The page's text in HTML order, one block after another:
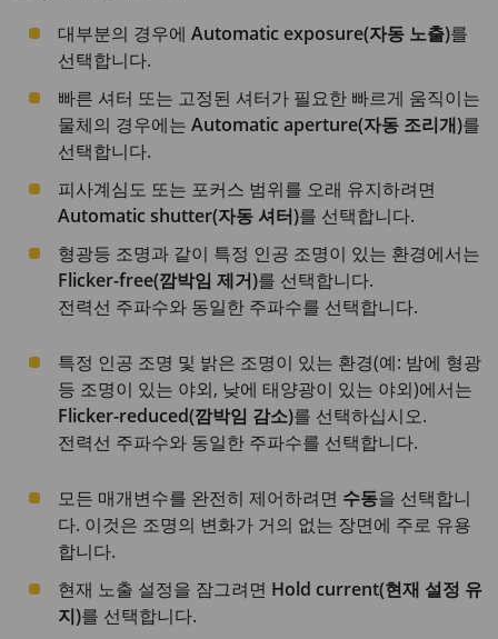
대부분의 경우에 Automatic exposure(자동 노출)를
선택합니다.
빠른 셔터 또는 고정된 셔터가 필요한 빠르게 움직이는
물체의 경우에는 Automatic aperture(자동 조리개)를
선택합니다.
피사계심도 또는 포커스 범위를 오래 유지하려면
Automatic shutter(자동 셔터)를 선택합니다.
형광등 조명과 같이 특정 인공 조명이 있는 환경에서는
Flicker-free(깜박임 제거)를 선택합니다.
전력선 주파수와 동일한 주파수를 선택합니다.
특정 인공 조명 및 밝은 조명이 있는 환경(예: 밤에 형광
등 조명이 있는 야외, 낮에 태양광이 있는 야외)에서는
Flicker-reduced(깜박임 감소)를 선택하십시오.
전력선 주파수와 동일한 주파수를 선택합니다.
모든 매개변수를 완전히 제어하려면 수동을 선택합니
다. 이것은 조명의 변화가 거의 없는 장면에 주로 유용
합니다.
현재 노출 설정을 잠그려면 Hold current(현재 설정 유
지)를 선택합니다.